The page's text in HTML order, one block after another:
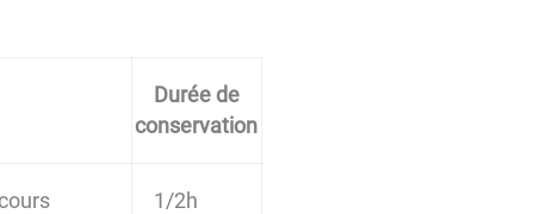
Durée de
conservation
1/2h